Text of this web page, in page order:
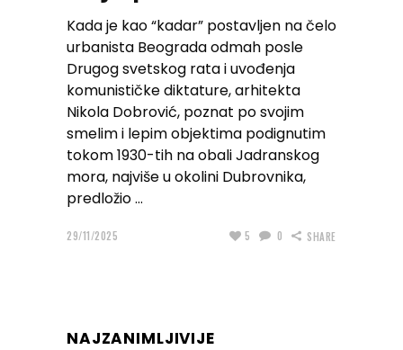
Kada je kao “kadar” postavljen na čelo
urbanista Beograda odmah posle
Drugog svetskog rata i uvođenja
komunističke diktature, arhitekta
Nikola Dobrović, poznat po svojim
smelim i lepim objektima podignutim
tokom 1930-tih na obali Jadranskog
mora, najviše u okolini Dubrovnika,
predložio
29/11/2025 5 0 SHARE
NAJZANIMLJIVIJE